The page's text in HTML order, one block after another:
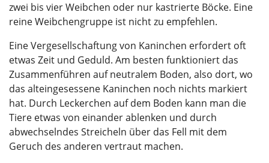
zwei bis vier Weibchen oder nur kastrierte Böcke. Eine
reine Weibchengruppe ist nicht zu empfehlen.
Eine Vergesellschaftung von Kaninchen erfordert oft
etwas Zeit und Geduld. Am besten funktioniert das
Zusammenführen auf neutralem Boden, also dort, wo
das alteingesessene Kaninchen noch nichts markiert
hat. Durch Leckerchen auf dem Boden kann man die
Tiere etwas von einander ablenken und durch
abwechselndes Streicheln über das Fell mit dem
Geruch des anderen vertraut machen.